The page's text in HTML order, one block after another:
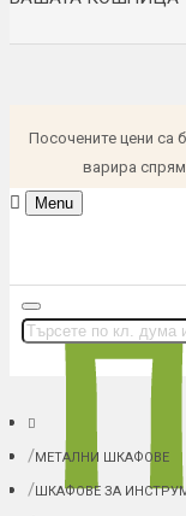
Посочените цени са
варира
Menu
МЕТАЛНИ ШКАФОВЕ
ШКАФОВЕ ЗА